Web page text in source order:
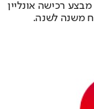
כי אחד מתוך 9 ישראלים מבצע רכישה אונליין
משנה לשנה.